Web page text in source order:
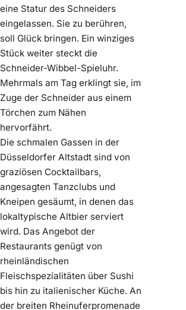
eine Statur des Schneiders
eingelassen. Sie zu berühren,
soll Glück bringen. Ein winziges
Stück weiter steckt die
Schneider-Wibbel-Spieluhr.
Mehrmals am Tag erklingt sie, im
Zuge der Schneider aus einem
Törchen zum Nähen
hervorfährt.
Die schmalen Gassen in der
Düsseldorfer Altstadt sind von
graziösen Cocktailbars,
angesagten Tanzclubs und
Kneipen gesäumt, in denen das
lokaltypische Altbier serviert
wird. Das Angebot der
Restaurants genügt von
rheinländischen
Fleischspezialitäten über Sushi
bis hin zu italienischer Küche. An
der breiten Rheinuferpromenade